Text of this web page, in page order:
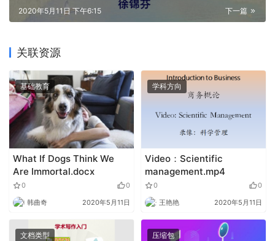
下一篇
2020年5月11日 下午6:15
关联资源
基础教育
What If Dogs Think We
Are Immortal.docx
0 0
韩曲奇 2020年5月11日
学科方向
Video：Scientific
management.mp4
0 0
王艳艳 2020年5月11日
文档类型 压缩包